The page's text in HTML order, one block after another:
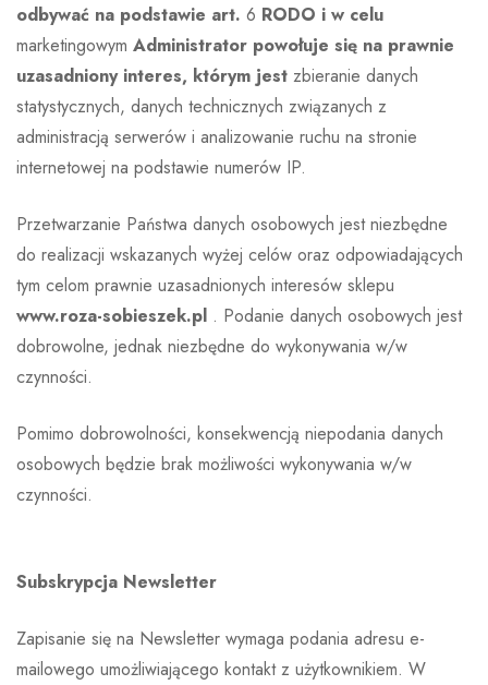
odbywać na podstawie art. 6 RODO i w celu
marketingowym Administrator powołuje się na prawnie
uzasadniony interes, którym jest zbieranie danych
statystycznych, danych technicznych związanych z
administracją serwerów i analizowanie ruchu na stronie
internetowej na podstawie numerów IP.
Przetwarzanie Państwa danych osobowych jest niezbędne
do realizacji wskazanych wyżej celów oraz odpowiadających
tym celom prawnie uzasadnionych interesów sklepu
www.roza-sobieszek.pl . Podanie danych osobowych jest
dobrowolne, jednak niezbędne do wykonywania w/w
czynności.
Pomimo dobrowolności, konsekwencją niepodania danych
osobowych będzie brak możliwości wykonywania w/w
czynności.
Subskrypcja Newsletter
Zapisanie się na Newsletter wymaga podania adresu e-
mailowego umożliwiającego kontakt z użytkownikiem. W